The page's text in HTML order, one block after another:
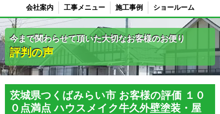
会社案内 工事メニュー 施工事例 ショールーム
今まで関わらせて頂いた大切なお客様のお便り
評判の声
茨城県つくばみらい市 お客様の評価 １０
０点満点 ハウスメイク牛久外壁塗装・屋